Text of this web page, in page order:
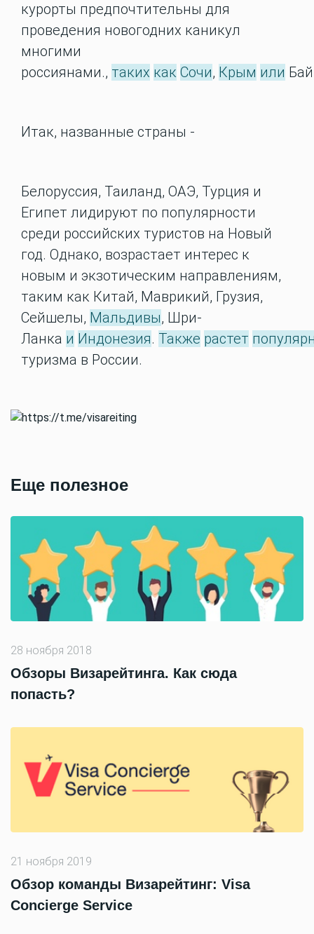
курорты предпочтительны для
проведения новогодних каникул
многими
россиянами., таких как Сочи, Крым или
Итак, названные страны -
Белоруссия, Таиланд, ОАЭ, Турция и
Египет лидируют по популярности
среди российских туристов на Новый
год. Однако, возрастает интерес к
новым и экзотическим направлениям,
таким как Китай, Маврикий, Грузия,
Сейшелы, Мальдивы, Шри-
Ланка и Индонезия. Также растет
туризма в России.
Еще полезное
28 ноября 2018
Обзоры Визарейтинга. Как сюда
попасть?
21 ноября 2019
Обзор команды Визарейтинг: Visa
Concierge Service